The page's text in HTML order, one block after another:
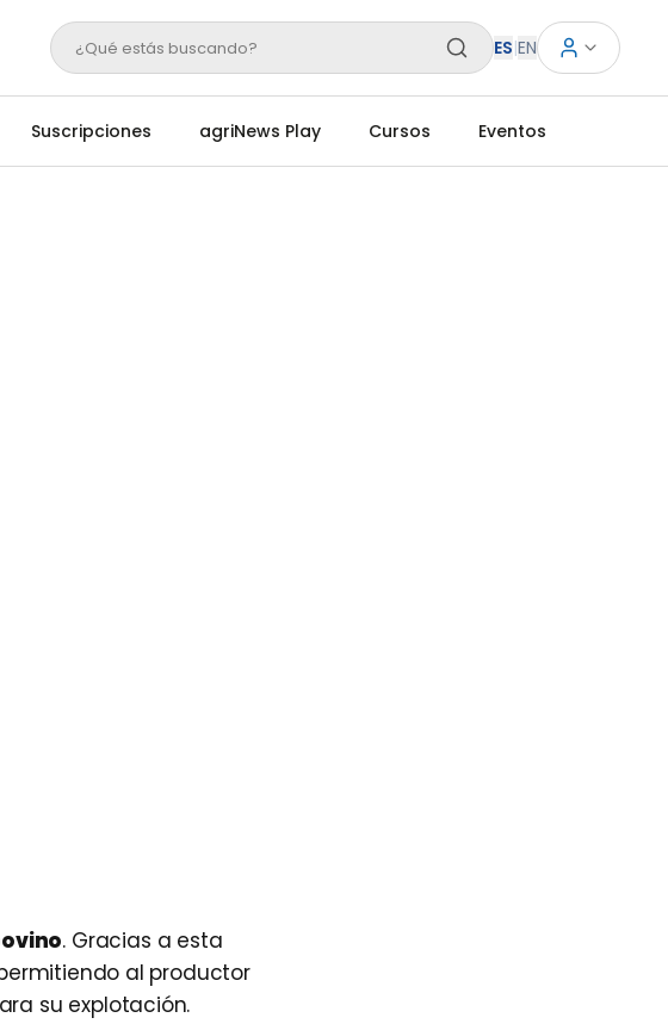
¿Qué estás buscando? ES|EN
Suscripciones agriNews Play Cursos Eventos
. Gracias a esta
al productor
su explotación.